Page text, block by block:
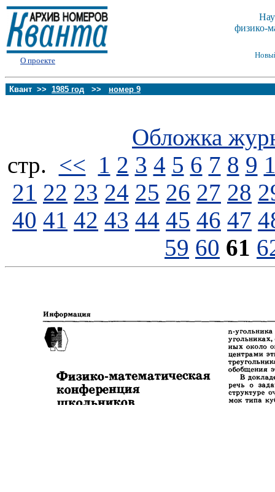
О проекте
физико-
Квант >> 1985 год >> номер 9
Обложка
стp. << 1 2 3 4 5 6 7 8 9
21 22 23 24 25 26 27 28
40 41 42 43 44 45 46 47
59 60 61